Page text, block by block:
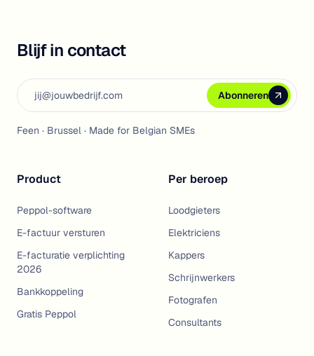
Blijf in contact
Email address
Abonneren
Abonneren
Feen · Brussel · Made for Belgian SMEs
Product
Peppol-software
E-factuur versturen
E-facturatie verplichting
2026
Bankkoppeling
Gratis Peppol
Per beroep
Loodgieters
Elektriciens
Kappers
Schrijnwerkers
Fotografen
Consultants